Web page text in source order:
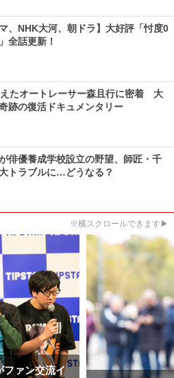
マ、NHK大河、朝ドラ】大好評「忖度0
全話更新！
たオートレーサー森且行に密着 大
跡の復活ドキュメンタリー
俳優養成学校設立の野望、師匠・千
トラブルに…どうなる？
※横スクロールできます▶
ファン交流イ